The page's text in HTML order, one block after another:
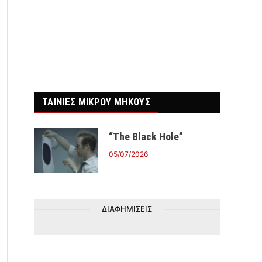
ΤΑΙΝΙΕΣ ΜΙΚΡΟΥ ΜΗΚΟΥΣ
“The Black Hole”
05/07/2026
ΔΙΑΦΗΜΙΣΕΙΣ